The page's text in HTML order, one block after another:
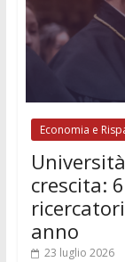
Economia e
crescita:
anno
23 luglio 2026